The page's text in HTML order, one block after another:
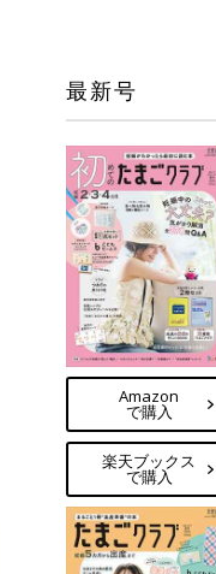
最新号
Amazon
で購入
楽天ブックス
で購入